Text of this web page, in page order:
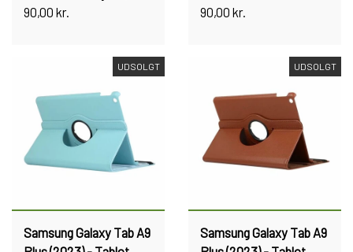
90,00 kr.
90,00 kr.
UDSOLGT
Samsung Galaxy Tab A9
UDSOLGT
Samsung Galaxy Tab A9